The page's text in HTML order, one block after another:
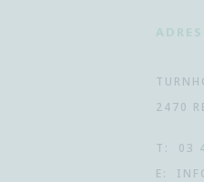
2470
T:
03
E: